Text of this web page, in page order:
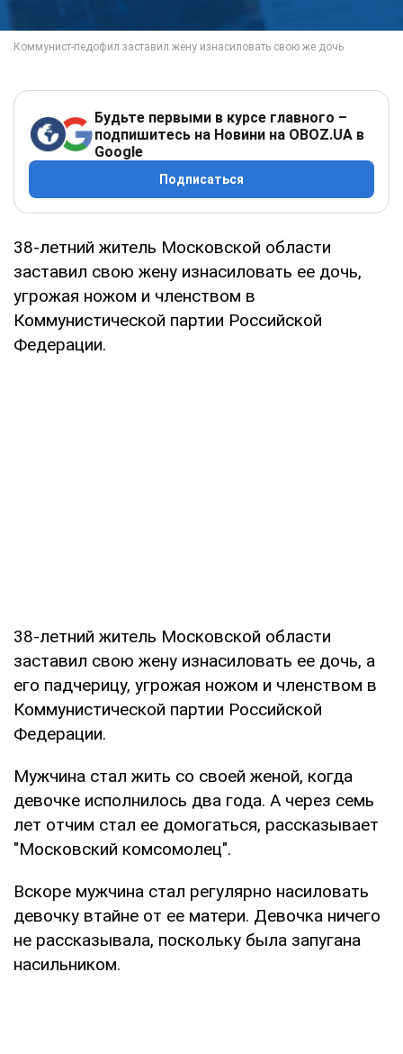
Будьте первыми в курсе главного –
подпишитесь на Новини на OBOZ.UA в
Google
Подписаться
38-летний житель Московской области
заставил свою жену изнасиловать ее дочь,
угрожая ножом и членством в
Коммунистической партии Российской
Федерации.
38-летний житель Московской области
заставил свою жену изнасиловать ее дочь, а
его падчерицу, угрожая ножом и членством в
Коммунистической партии Российской
Федерации.
Мужчина стал жить со своей женой, когда
девочке исполнилось два года. А через семь
лет отчим стал ее домогаться, рассказывает
"Московский комсомолец".
Вскоре мужчина стал регулярно насиловать
девочку втайне от ее матери. Девочка ничего
не рассказывала, поскольку была запугана
насильником.